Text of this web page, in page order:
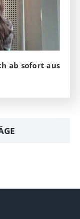
ab sofort aus